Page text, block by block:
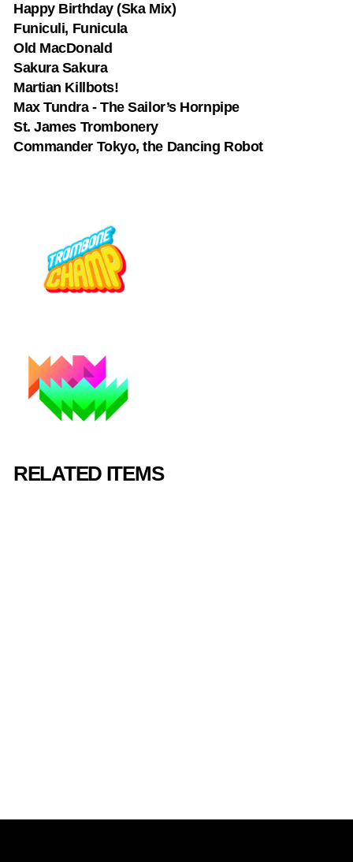
Happy Birthday (Ska Mix)
Funiculi, Funicula
Old MacDonald
Sakura Sakura
Martian Killbots!
Max Tundra - The Sailor’s Hornpipe
St. James Trombonery
Commander Tokyo, the Dancing Robot
RELATED ITEMS